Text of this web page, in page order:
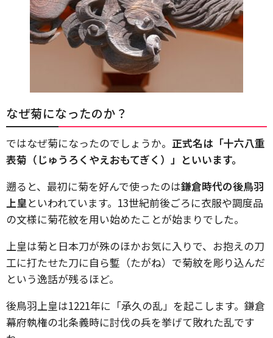
なぜ菊になったのか？
ではなぜ菊になったのでしょうか。 正式名は「十六八重
表菊（じゅうろくやえおもてぎく）」といいます。
遡ると、最初に菊を好んで使ったのは鎌倉時代の後鳥羽
上皇といわれています。13世紀前後ごろに衣服や調度品
の文様に菊花紋を用い始めたことが始まりでした。
上皇は菊と日本刀が殊のほかお気に入りで、お抱えの刀
工に打たせた刀に自ら鏨（たがね）で菊紋を彫り込んだ
という逸話が残るほど。
後鳥羽上皇は1221年に「承久の乱」を起こします。鎌倉
幕府執権の北条義時に討伐の兵を挙げて敗れた乱です